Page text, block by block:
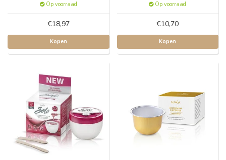
Op voorraad
€18,97
Kopen
Op voorraad
€10,70
Kopen